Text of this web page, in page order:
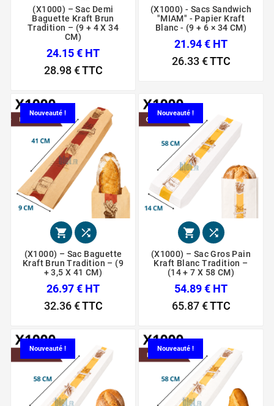
(X1000) – Sac Demi
Baguette Kraft Brun
Tradition – (9 + 4 X 34
CM)
24.15 € HT
28.98 €TTC
(X1000) - Sacs Sandwich
"MIAM" - Papier Kraft
Blanc - (9 + 6 × 34 CM)
21.94 € HT
26.33 €TTC
Nouveauté !
 
(X1000) – Sac Baguette
Kraft Brun Tradition – (9
+ 3,5 X 41 CM)
26.97 € HT
32.36 €TTC
Nouveauté !
 
(X1000) – Sac Gros Pain
Kraft Blanc Tradition –
(14 + 7 X 58 CM)
54.89 € HT
65.87 €TTC
Nouveauté ! Nouveauté !